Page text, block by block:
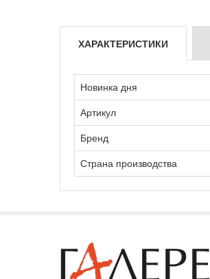
ХАРАКТЕРИСТИКИ
Новинка дня
Артикул
Бренд
Страна производства